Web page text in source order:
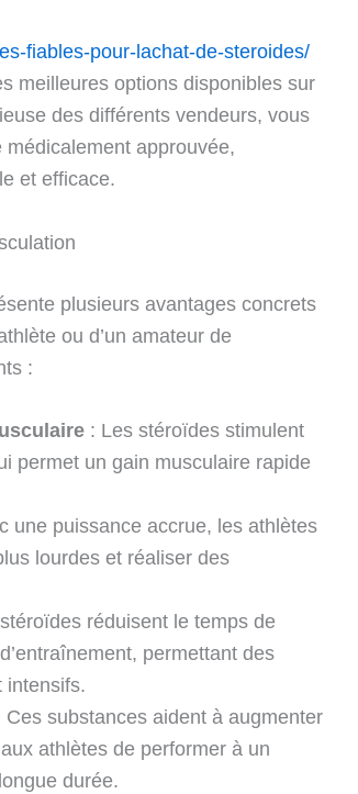
fiables-pour-lachat-de-steroides/
meilleures options disponibles sur
des différents vendeurs, vous
approuvée,
et efficace.
plusieurs avantages concrets
ou d’un amateur de
:
: Les stéroïdes stimulent
permet un gain musculaire rapide
une puissance accrue, les athlètes
lourdes et réaliser des
réduisent le temps de
permettant des
intensifs.
Ces substances aident à augmenter
athlètes de performer à un
durée.